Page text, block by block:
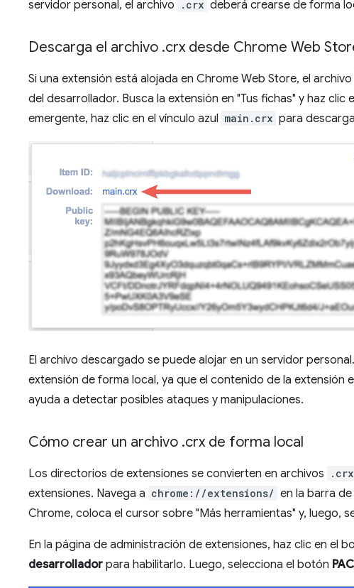
servidor personal, el archivo
.crx deberá crearse de forma
Descarga el archivo .crx desde Chrome Web
Si una extensión está alojada en Chrome Web Store, el archivo
del desarrollador. Busca la extensión en "Tus fichas" y haz clic
emergente, haz clic en el vínculo azul main.crx para
El archivo descargado se puede alojar en un servidor
extensión de forma local, ya que el contenido de la extensión
ayuda a detectar posibles ataques y manipulaciones.
Cómo crear un archivo .crx de forma local
Los directorios de extensiones se convierten en archivos .crx
extensiones. Navega a chrome://extensions/ en la barra
Chrome, coloca el cursor sobre "Más herramientas" y, luego,
En la página de administración de extensiones, haz clic en el
desarrollador para habilitarlo. Luego, selecciona el botón